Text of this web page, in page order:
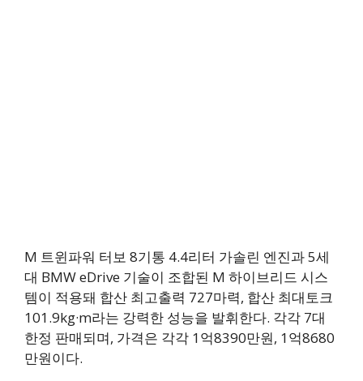
M 트윈파워 터보 8기통 4.4리터 가솔린 엔진과 5세
대 BMW eDrive 기술이 조합된 M 하이브리드 시스
템이 적용돼 합산 최고출력 727마력, 합산 최대토크
101.9kg·m라는 강력한 성능을 발휘한다. 각각 7대
한정 판매되며, 가격은 각각 1억8390만원, 1억8680
만원이다.